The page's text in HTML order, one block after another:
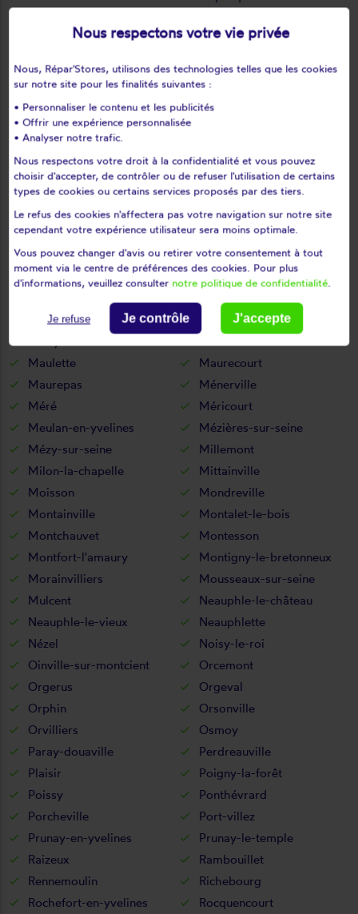
Le tartre-gaudran
Le tertre-saint-denis
Les alluets-le-roi
Les bréviaires
Les clayes-sous-bois
Les essarts-le-roi
Les loges-en-josas
Les mureaux
Limay
Limetz-villez
Lommoye
Longnes
Longvilliers
Louveciennes
L'étang-la-ville
Magnanville
Magny-les-hameaux
Maisons-laffitte
Mantes-la-jolie
Mantes-la-ville
Mareil-marly
Mareil-sur-mauldre
Maulette
Maurecourt
Maurepas
Ménerville
Méré
Méricourt
Meulan-en-yvelines
Mézières-sur-seine
Mézy-sur-seine
Millemont
Milon-la-chapelle
Mittainville
Moisson
Mondreville
Montainville
Montalet-le-bois
Montchauvet
Montesson
Montfort-l'amaury
Montigny-le-bretonneux
Morainvilliers
Mousseaux-sur-seine
Mulcent
Neauphle-le-château
Neauphle-le-vieux
Neauphlette
Nézel
Noisy-le-roi
Oinville-sur-montcient
Orcemont
Orgerus
Orgeval
Orphin
Orsonville
Orvilliers
Osmoy
Paray-douaville
Perdreauville
Plaisir
Poigny-la-forêt
Poissy
Ponthévrard
Porcheville
Port-villez
Prunay-en-yvelines
Prunay-le-temple
Raizeux
Rambouillet
Rennemoulin
Richebourg
Rochefort-en-yvelines
Rocquencourt
Nous respectons votre vie privée
Nous, Répar'Stores, utilisons des technologies telles que les cookies
sur notre site pour les finalités suivantes :
• Personnaliser le contenu et les publicités
• Offrir une expérience personnalisée
• Analyser notre trafic.
Nous respectons votre droit à la confidentialité et vous pouvez
choisir d'accepter, de contrôler ou de refuser l'utilisation de certains
types de cookies ou certains services proposés par des tiers.
Le refus des cookies n'affectera pas votre navigation sur notre site
cependant votre expérience utilisateur sera moins optimale.
Vous pouvez changer d'avis ou retirer votre consentement à tout
moment via le centre de préférences des cookies. Pour plus
d'informations, veuillez consulter notre politique de confidentialité.
Je refuse Je contrôle J'accepte